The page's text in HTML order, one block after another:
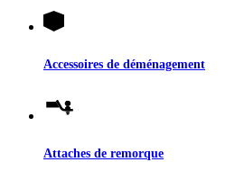
Accessoires de déménagement
Attaches de remorque